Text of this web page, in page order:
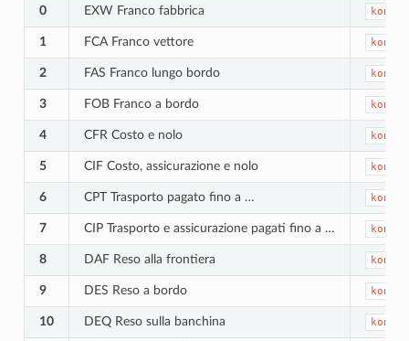
0 EXW Franco fabbrica
1 FCA Franco vettore
2 FAS Franco lungo bordo
3 FOB Franco a bordo
4 CFR Costo e nolo
5 CIF Costo, assicurazione e nolo
6 CPT Trasporto pagato fino a …
7 CIP Trasporto e assicurazione pagati fino a …
8 DAF Reso alla frontiera
9 DES Reso a bordo
10 DEQ Reso sulla banchina